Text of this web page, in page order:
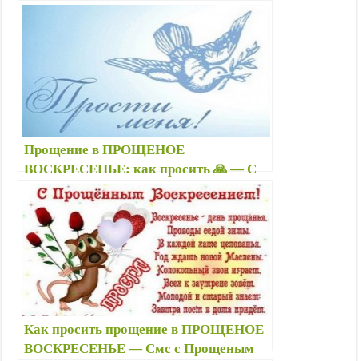
воскресенье короткие прикольные —
Поздравления с Масленицей
Прощение в ПРОЩЕНОЕ
ВОСКРЕСЕНЬЕ: как просить 🙏 — С
Прощеным воскресеньем стихи
короткие — Прикольные открытки
Прости меня
Как просить прощение в ПРОЩЕНОЕ
ВОСКРЕСЕНЬЕ — Смс с Прощеным